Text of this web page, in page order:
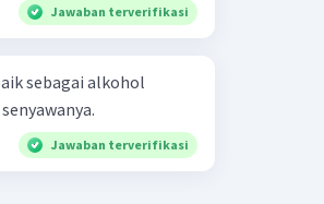
Jawaban terverifikasi
sebagai alkohol
Jawaban terverifikasi